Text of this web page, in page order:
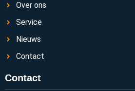
Over ons
Service
Nieuws
Contact
Contact